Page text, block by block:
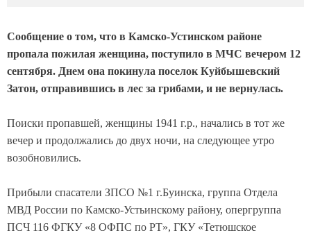
Сообщение о том, что в Камско-Устинском районе
пропала пожилая женщина, поступило в МЧС вечером 12
сентября. Днем она покинула поселок Куйбышевский
Затон, отправившись в лес за грибами, и не вернулась.
Поиски пропавшей, женщины 1941 г.р., начались в тот же
вечер и продолжались до двух ночи, на следующее утро
возобновились.
Прибыли спасатели ЗПСО №1 г.Буинска, группа Отдела
МВД России по Камско-Устьинскому району, опергруппа
ПСЧ 116 ФГКУ «8 ОФПС по РТ», ГКУ «Тетюшское